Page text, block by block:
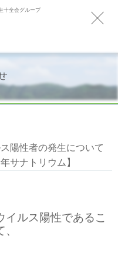
十全会グループ
陽性者の発生について
サナトリウム】
イルス陽性であるこ